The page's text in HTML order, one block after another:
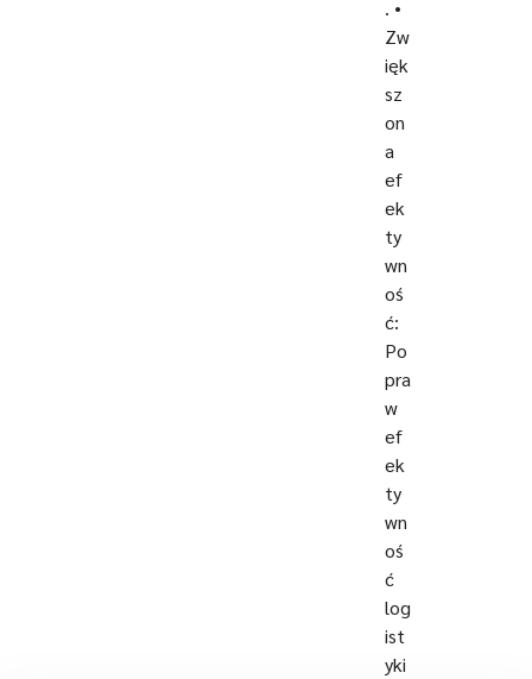
. •
Zw
ięk
sz
on
a
ef
ek
ty
wn
oś
ć:
Po
pra
w
ef
ek
ty
wn
oś
ć
log
ist
yki